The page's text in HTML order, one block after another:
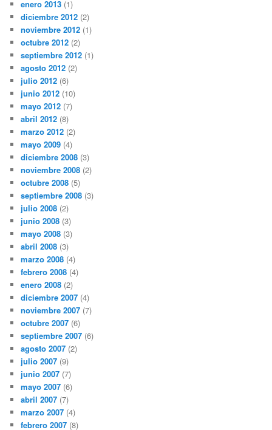
enero 2013 (1)
diciembre 2012 (2)
noviembre 2012 (1)
octubre 2012 (2)
septiembre 2012 (1)
agosto 2012 (2)
julio 2012 (6)
junio 2012 (10)
mayo 2012 (7)
abril 2012 (8)
marzo 2012 (2)
mayo 2009 (4)
diciembre 2008 (3)
noviembre 2008 (2)
octubre 2008 (5)
septiembre 2008 (3)
julio 2008 (2)
junio 2008 (3)
mayo 2008 (3)
abril 2008 (3)
marzo 2008 (4)
febrero 2008 (4)
enero 2008 (2)
diciembre 2007 (4)
noviembre 2007 (7)
octubre 2007 (6)
septiembre 2007 (6)
agosto 2007 (2)
julio 2007 (9)
junio 2007 (7)
mayo 2007 (6)
abril 2007 (7)
marzo 2007 (4)
febrero 2007 (8)